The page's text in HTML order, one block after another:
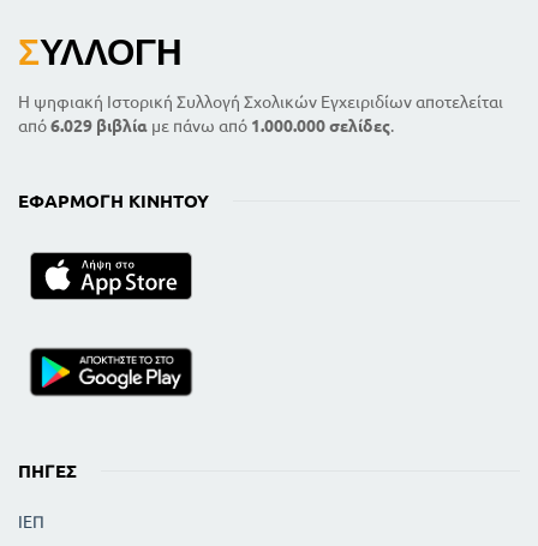
ΣΥΛΛΟΓΉ
Η ψηφιακή Ιστορική Συλλογή Σχολικών Εγχειριδίων αποτελείται
από6.029 βιβλία με πάνω από 1.000.000 σελίδες.
ΕΦΑΡΜΟΓΉ ΚΙΝΗΤΟΎ
ΠΗΓΈΣ
ΙΕΠ